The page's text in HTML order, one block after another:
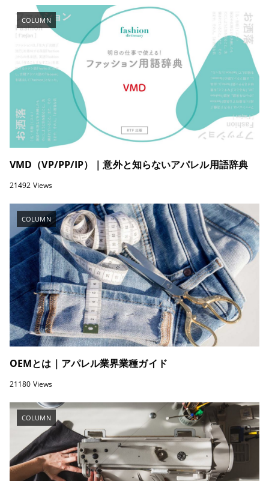
COLUMN
VMD（VP/PP/IP）｜意外と知らないアパレル用語辞典
21492 Views
COLUMN
OEMとは｜アパレル業界業種ガイド
21180 Views
COLUMN